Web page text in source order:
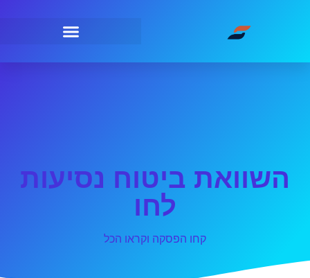
השוואת ביטוח נסיעות
לחו
קחו הפסקה וקראו הכל